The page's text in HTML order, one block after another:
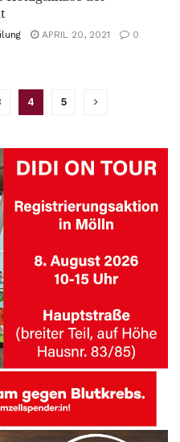
APRIL 20, 2021
0
4 5